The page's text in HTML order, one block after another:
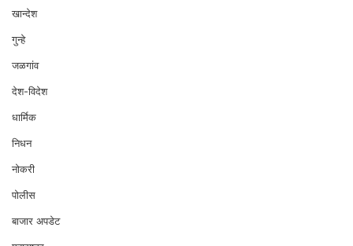
खान्देश
गुन्हे
जळगांव
देश-विदेश
धार्मिक
निधन
नोकरी
पोलीस
बाजार अपडेट